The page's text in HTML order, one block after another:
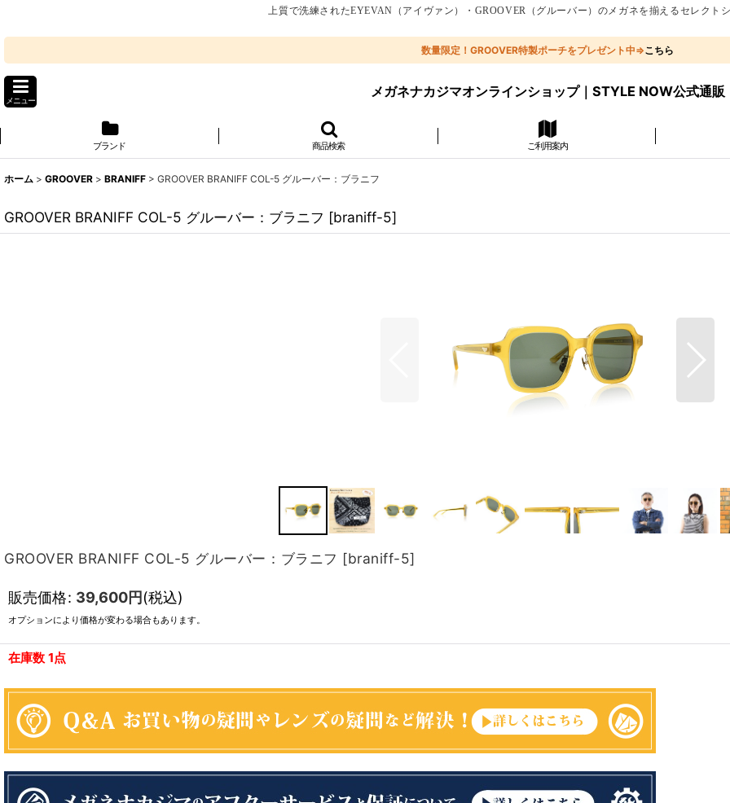
上質で洗練されたEYEVAN（アイヴァン）・GROOVER（グルーバー）のメガネを揃えるセレクト
数量限定！GROOVER特製ポーチをプレゼント中⇒こちら
メニュー
メガネナカジマオンラインショップ｜STYLE NOW公式通販
ブランド 商品検索 ご利用案内
ホーム > GROOVER > BRANIFF > GROOVER BRANIFF COL-5 グルーバー：ブラニフ
GROOVER BRANIFF COL-5 グルーバー：ブラニフ [braniff-5]
GROOVER BRANIFF COL-5 グルーバー：ブラニフ [braniff-5]
販売価格: 39,600円(税込)
オプションにより価格が変わる場合もあります。
在庫数 1点